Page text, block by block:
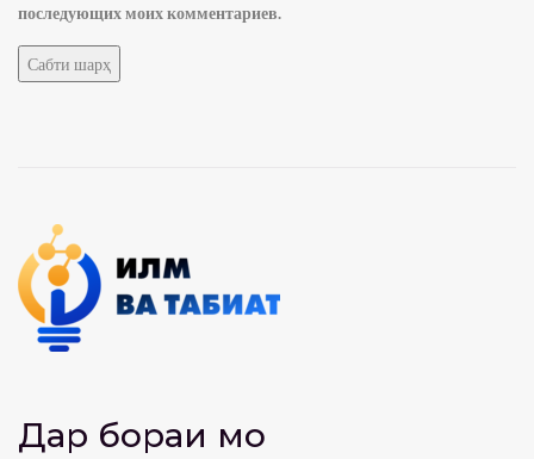
последующих моих комментариев.
Дар бораи мо